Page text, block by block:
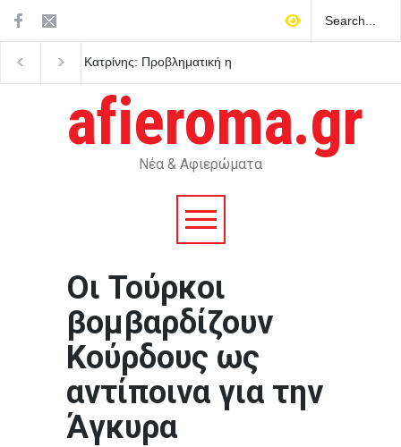
Σοκ στην Κρήτη: Τουρίστας
afieroma.gr
Νέα & Αφιερώματα
Οι Τούρκοι
βομβαρδίζουν
Κούρδους ως
αντίποινα για την
Άγκυρα